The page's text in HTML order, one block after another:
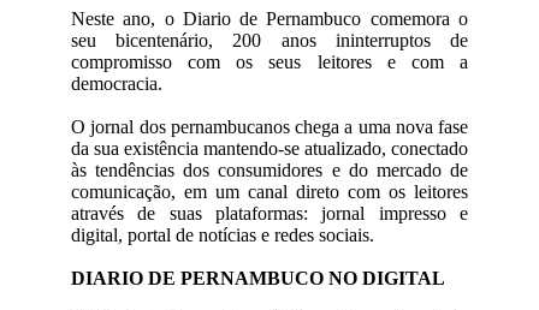
Neste ano, o Diario de Pernambuco comemora o
seu bicentenário, 200 anos ininterruptos de
compromisso com os seus leitores e com a
democracia.
O jornal dos pernambucanos chega a uma nova fase
da sua existência mantendo-se atualizado, conectado
às tendências dos consumidores e do mercado de
comunicação, em um canal direto com os leitores
através de suas plataformas: jornal impresso e
digital, portal de notícias e redes sociais.
DIARIO DE PERNAMBUCO NO DIGITAL